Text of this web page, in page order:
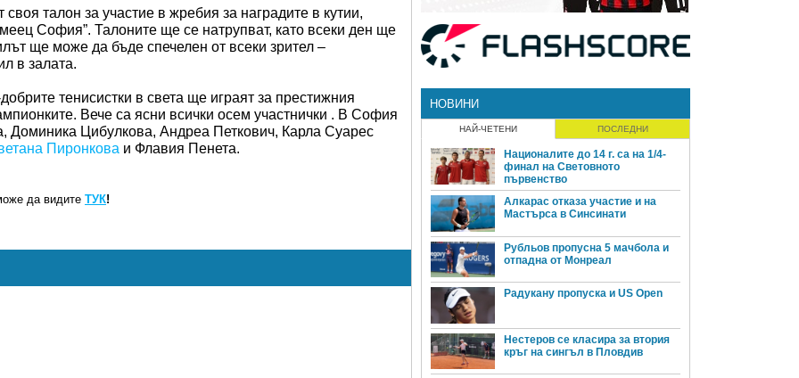
талон за участие в жребия за наградите в кутии,
София”. Талоните ще се натрупват, като всеки ден ще
ще може да бъде спечелен от всеки зрител –
в залата.
тенисистки в света ще играят за престижния
Вече са ясни всички осем участнички . В София
Доминика Цибулкова, Андреа Петкович, Карла Суарес
Пиронкова и Флавия Пенета.
да видите ТУК!
НОВИНИ
НАЙ-ЧЕТЕНИ ПОСЛЕДНИ
Националите до 14 г. са на 1/4-
финал на Световното
първенство
Алкарас отказа участие и на
Мастърса в Синсинати
Рубльов пропусна 5 мачбола и
отпадна от Монреал
Радукану пропуска и US Open
Нестеров се класира за втория
кръг на сингъл в Пловдив